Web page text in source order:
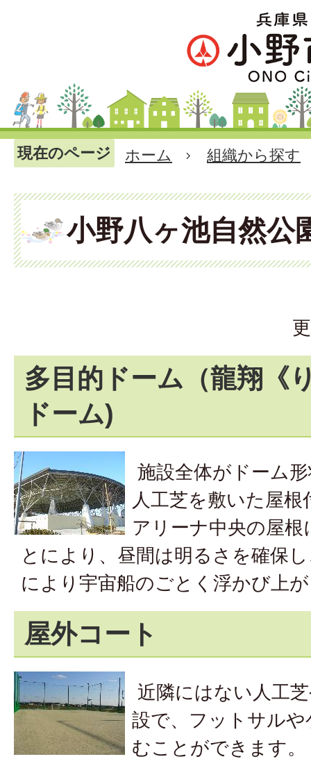
現在のページ ホーム 組織から探す
小野八ヶ池自然公
多目的ドーム（龍翔《
ドーム)
施設全体がドーム
人工芝を敷いた屋
アリーナ中央の屋
とにより、昼間は明るさを確保
により宇宙船のごとく浮かび上
屋外コート
近隣にはない人工
設で、フットサル
むことができます。